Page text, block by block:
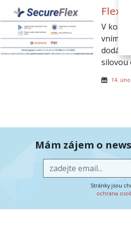
V
vnímat
silovou
14.
Mám zájem o
Stránky jsou
ochrana